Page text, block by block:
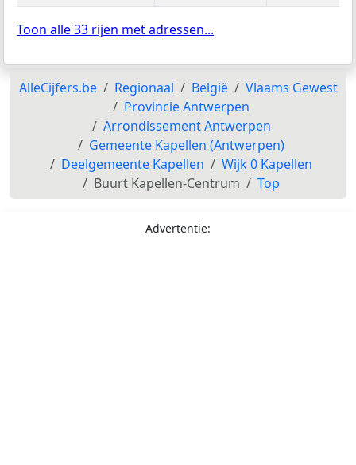
Toon alle 33 rijen met adressen...
AlleCijfers.be Regionaal België
Vlaams Gewest
Provincie Antwerpen
Arrondissement Antwerpen
Gemeente Kapellen (Antwerpen)
Deelgemeente Kapellen
Wijk 0 Kapellen
Buurt Kapellen-Centrum
Top
Advertentie: